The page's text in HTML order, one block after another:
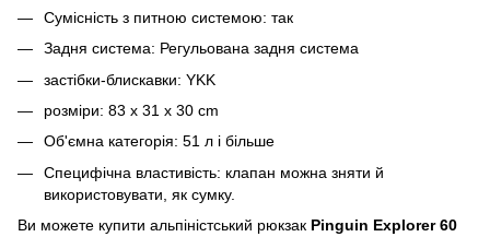
Сумісність з питною системою: так
Задня система: Регульована задня система
застібки-блискавки: YKK
розміри: 83 x 31 x 30 cm
Об'ємна категорія: 51 л і більше
Специфічна властивість: клапан можна зняти й
використовувати, як сумку.
Ви можете купити альпіністський рюкзак Pinguin Explorer 60